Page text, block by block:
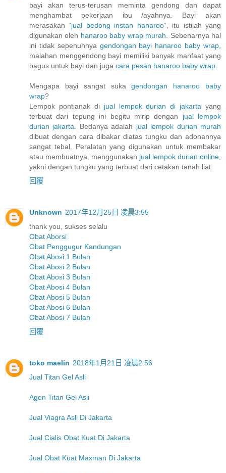
bayi akan terus-terusan meminta gendong dan dapat
menghambat pekerjaan ibu /ayahnya. Bayi akan
merasakan “jual bedong instan hanaroo”, itu istilah yang
digunakan oleh hanaroo baby wrap murah . Sebenarnya hal
ini tidak sepenuhnya gendongan bayi hanaroo baby wrap
malahan menggendong bayi memiliki banyak manfaat yang
bagus untuk bayi dan juga cara pesan hanaroo baby wrap
Mengapa bayi sangat sukagendongan hanaroo baby
wrap?
Lempok pontianak di jual lempok durian di jakarta yang
terbuat dari tepung ini begitu mirip dengan jual lempok
durian jakarta . Bedanya adalah jual lempok durian murah
dibuat dengan cara dibakar diatas tungku dan adonannya
sangat tebal. Peralatan yang digunakan untuk membakar
atau membuatnya, menggunakan jual lempok durian online
yakni dengan tungku yang terbuat dari cetakan tanah liat.
回覆
Unknown 2017年12月25日 凌晨3:55
thank you, sukses selalu
Obat Aborsi
Obat Penggugur Kandungan
Obat Abosi 1 Bulan
Obat Abosi 2 Bulan
Obat Abosi 3 Bulan
Obat Abosi 4 Bulan
Obat Abosi 5 Bulan
Obat Abosi 6 Bulan
Obat Abosi 7 Bulan
回覆
toko maelin 2018年1月21日 凌晨2:56
Jual Titan Gel Asli
Agen Titan Gel Asli
Jual Viagra Asli Di Jakarta
Jual Cialis Obat Kuat Di Jakarta
Jual Obat Kuat Maxman Di Jakarta